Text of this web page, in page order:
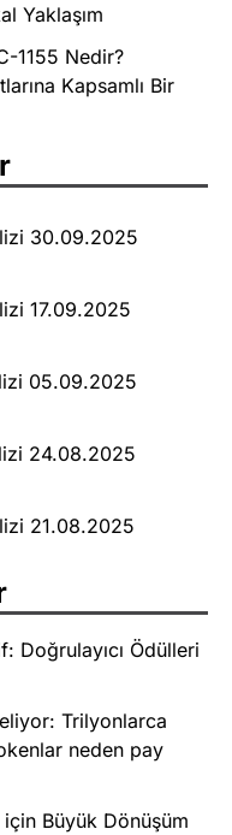
Yaklaşım
1155 Nedir?
Kapsamlı Bir
30.09.2025
17.09.2025
05.09.2025
24.08.2025
21.08.2025
Doğrulayıcı Ödülleri
Trilyonlarca
neden pay
Büyük Dönüşüm